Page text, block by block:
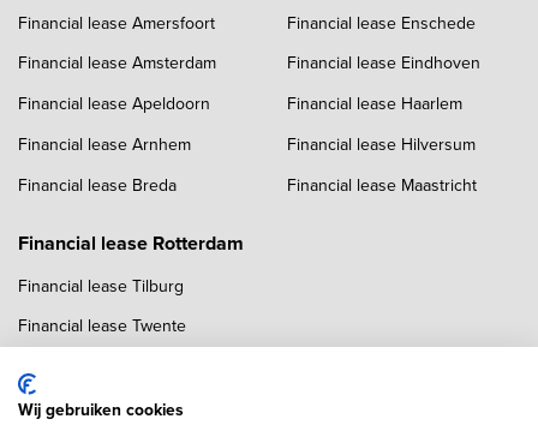
Financial lease Amersfoort
Financial lease Amsterdam
Financial lease Apeldoorn
Financial lease Arnhem
Financial lease Breda
Financial lease Enschede
Financial lease Eindhoven
Financial lease Haarlem
Financial lease Hilversum
Financial lease Maastricht
Financial lease Rotterdam
Financial lease Tilburg
Financial lease Twente
Financial lease Utrecht
Financial lease Zwolle
Wij gebruiken cookies